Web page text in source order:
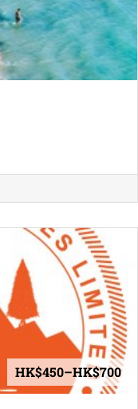
HK$450–HK$700